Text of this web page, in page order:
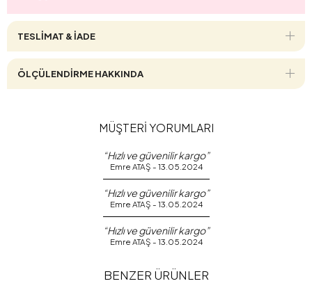
TESLİMAT & İADE
ÖLÇÜLENDİRME HAKKINDA
MÜŞTERİ YORUMLARI
“Hızlı ve güvenilir kargo”
Emre ATAŞ - 13.05.2024
“Hızlı ve güvenilir kargo”
Emre ATAŞ - 13.05.2024
“Hızlı ve güvenilir kargo”
Emre ATAŞ - 13.05.2024
BENZER ÜRÜNLER